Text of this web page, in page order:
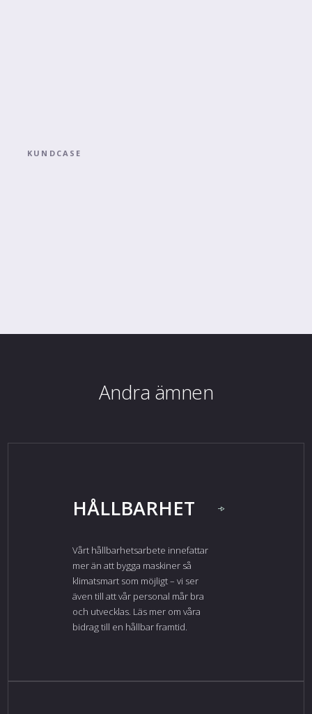
KUNDCASE
Andra ämnen
HÅLLBARHET
Vårt hållbarhetsarbete innefattar
mer än att bygga maskiner så
klimatsmart som möjligt – vi ser
även till att vår personal mår bra
och utvecklas. Läs mer om våra
bidrag till en hållbar framtid.